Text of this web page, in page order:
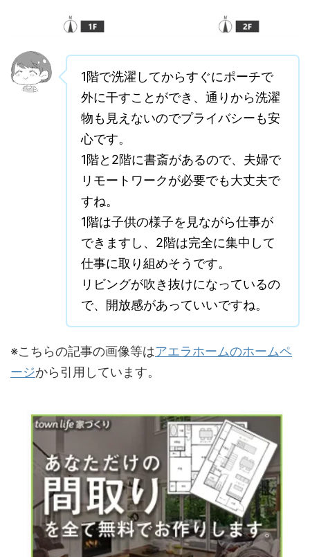
1階で洗濯してからすぐにポーチで
外に干すことができ、通りから洗濯
物も見えないのでプライバシーも安
心です。
1階と2階に書斎があるので、夫婦で
リモートワークが必要でも大丈夫で
すね。
1階は子供の様子を見ながら仕事が
できますし、2階は完全に集中して
仕事に取り組めそうです。
リビングが吹き抜けになっているの
で、開放感があっていいですね。
※こちらの記事の画像等はアエラホームのホームペ
ージから引用しています。